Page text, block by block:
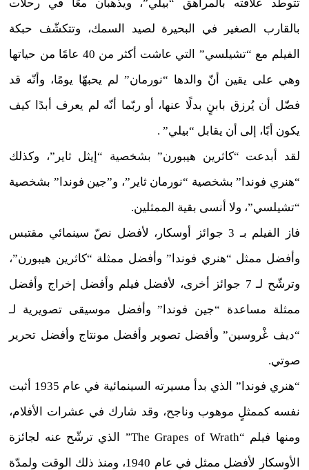
تتوطّد علاقته بالمراهق “بيلي”، ويذهبان معًا في رحلات
بالقارب الصغير في البحيرة لصيد السمك، وتتكشّف حبكة
الفيلم مع “تشيلسي” التي عاشت أكثر من 40 عامًا من حياتها
وهي على يقين أنّ والدها “نورمان” لم يحبهّا يومًا، وأنّه قد
فضّل أن يُرزق بابنٍ بدلًا عنها، أو ربّما أنّه لم يعرف أبدًا كيف
يكون أبًا، إلى أن يقابل “بيلي” .
لقد أبدعت “كاثرين هيبورن” بشخصية “إيثل ثاير”، وكذلك
“هنري فوندا” بشخصية “نورمان ثاير”، و”جين فوندا” بشخصية
“تشيلسي”، ولا أنسى بقية الممثلين.
فاز الفيلم بـ 3 جوائز أوسكار، لأفضل نصّ سينمائي مقتبس
وأفضل ممثل “هنري فوندا” وأفضل ممثلة “كاثرين هيبورن”،
وترشّح لـ 7 جوائز أخرى، لأفضل فيلم وأفضل إخراج وأفضل
ممثلة مساعدة “جين فوندا” وأفضل موسيقى تصويرية لـ
“ديف غْروسين” وأفضل تصوير وأفضل مونتاج وأفضل تحرير
صوتي.
“هنري فوندا” الذي بدأ مسيرته السينمائية في عام 1935 أثبت
نفسه كممثلٍ موهوب وناجح، وقد شارك في عشرات الأفلام،
ومنها فيلم “The Grapes of Wrath” الذي ترشّح عنه لجائزة
الأوسكار لأفضل ممثل في عام 1940، ومنذ ذلك الوقت ولمدّة